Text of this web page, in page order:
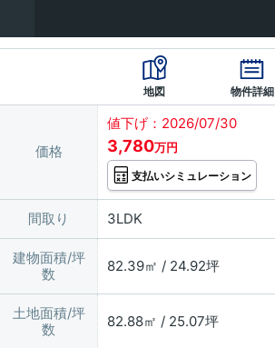
地図 物件詳細
価格
値下げ：2026/07/30
3,780万円
支払いシミュレーション
間取り 3LDK
建物面積/坪
数
82.39㎡ / 24.92坪
土地面積/坪
数
82.88㎡ / 25.07坪